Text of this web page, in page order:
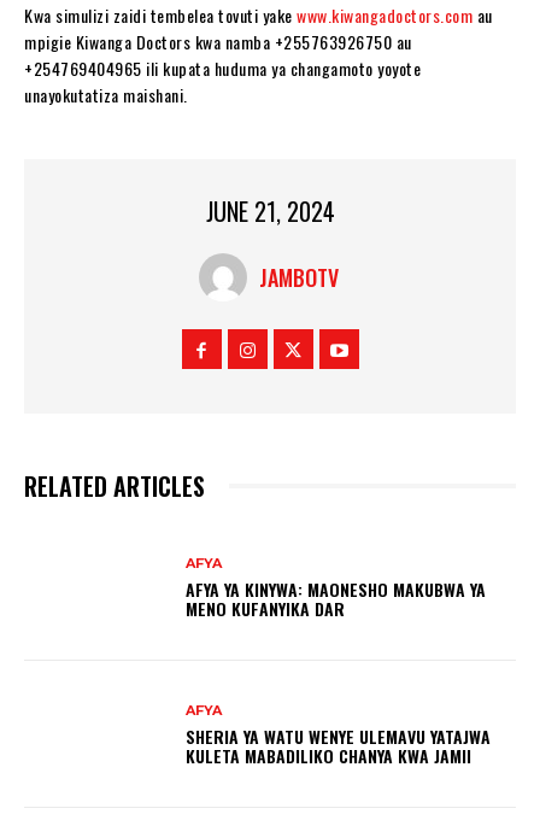
Kwa simulizi zaidi tembelea tovuti yakewww.kiwangadoctors.com au
mpigie Kiwanga Doctors kwa namba +255763926750 au
+254769404965 ili kupata huduma ya changamoto yoyote
unayokutatiza maishani.
JUNE 21, 2024
JAMBOTV
RELATED ARTICLES
AFYA
AFYA YA KINYWA: MAONESHO MAKUBWA YA
MENO KUFANYIKA DAR
AFYA
SHERIA YA WATU WENYE ULEMAVU YATAJWA
KULETA MABADILIKO CHANYA KWA JAMII